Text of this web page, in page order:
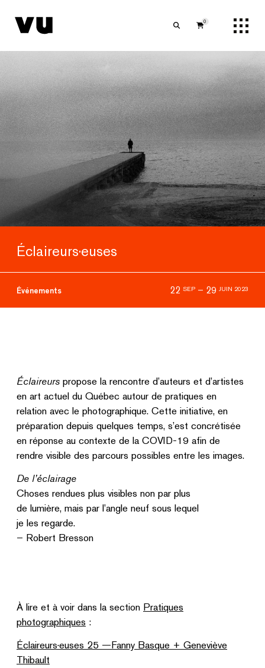
0
Éclaireurs·euses
Événements 22 SEP – 29 JUIN 2023
Éclaireurs propose la rencontre d’auteurs et d’artistes
en art actuel du Québec autour de pratiques en
relation avec le photographique. Cette initiative, en
préparation depuis quelques temps, s’est concrétisée
en réponse au contexte de la COVID-19 afin de
rendre visible des parcours possibles entre les images.
De l’éclairage
Choses rendues plus visibles non par plus
de lumière, mais par l’angle neuf sous lequel
je les regarde.
– Robert Bresson
À lire et à voir dans la section Pratiques
photographiques :
Éclaireurs·euses 25 —Fanny Basque + Geneviève
Thibault